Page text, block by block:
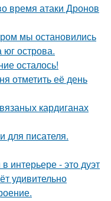
время атаки Дронов
мы остановились
острова.
осталось!
отметить её день
кардиганах
для писателя.
интерьере - это дуэт
удивительно